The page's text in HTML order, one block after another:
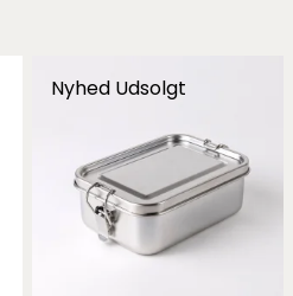
Nyhed Udsolgt